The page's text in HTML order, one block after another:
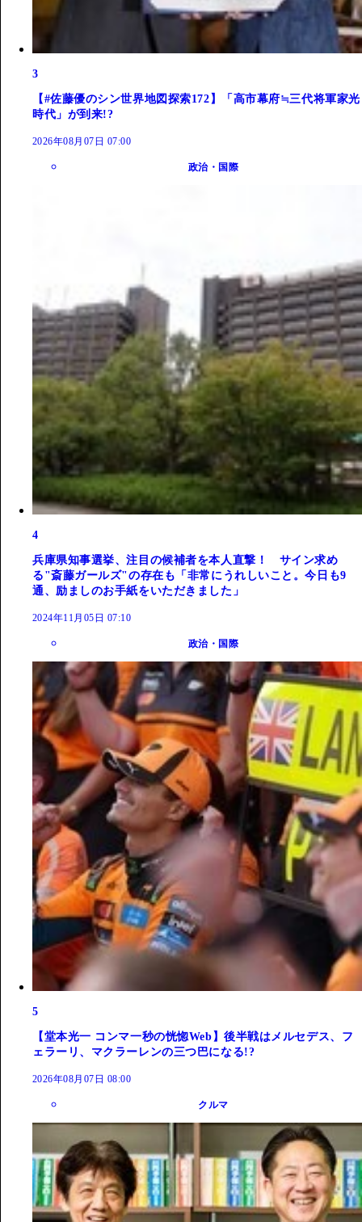
3
【#佐藤優のシン世界地図探索172】「高市幕府≒三代将軍家光
時代」が到来!?
2026年08月07日 07:00
政治・国際
4
兵庫県知事選挙、注目の候補者を本人直撃！ サイン求め
る"斎藤ガールズ"の存在も「非常にうれしいこと。今日も9
通、励ましのお手紙をいただきました」
2024年11月05日 07:10
政治・国際
5
【堂本光一 コンマ一秒の恍惚Web】後半戦はメルセデス、フ
ェラーリ、マクラーレンの三つ巴になる!?
2026年08月07日 08:00
クルマ